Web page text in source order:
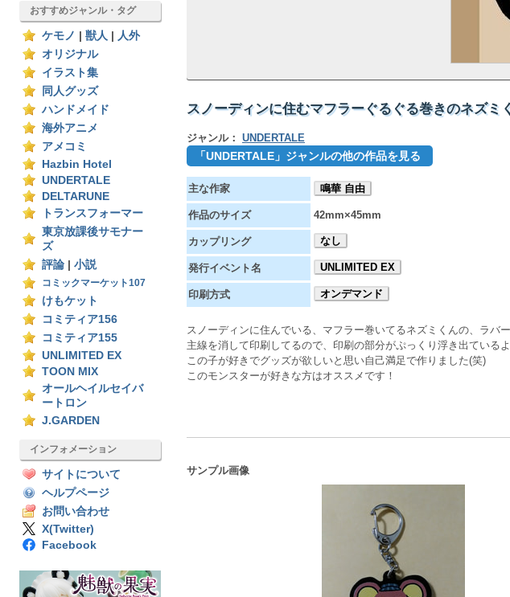
おすすめジャンル・タグ
ケモノ 獣人
人外
オリジナル
イラスト集
同人グッズ
ハンドメイド
海外アニメ
アメコミ
Hazbin Hotel
UNDERTALE
DELTARUNE
トランスフォーマー
東京放課後サモナー
ズ
評論
小説
コミックマーケット107
けもケット
コミティア156
コミティア155
UNLIMITED EX
TOON MIX
オールヘイルセイバ
ートロン
J.GARDEN
インフォメーション
サイトについて
ヘルプページ
お問い合わせ
X(Twitter)
Facebook
スノーディンに住むマフラーぐるぐる巻きのネズ
ジャンル： UNDERTALE
「UNDERTALE」ジャンルの他の作品を見る
主な作家 鳴華 自由
作品のサイズ 42mm×45mm
カップリング なし
発行イベント名 UNLIMITED EX
印刷方式 オンデマンド
スノーディンに住んでいる、マフラー巻いてるネズミくんの、ラバ
主線を消して印刷してるので、印刷の部分がぷっくり浮き出ている
この子が好きでグッズが欲しいと思い自己満足で作りました(笑)
このモンスターが好きな方はオススメです！
サンプル画像